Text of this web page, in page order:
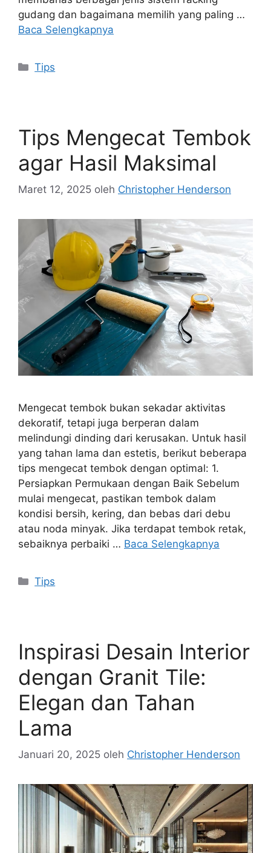
gudang dan bagaimana memilih yang paling …
Baca Selengkapnya
Kategori
Tips
Tips Mengecat Tembok
agar Hasil Maksimal
Maret 12, 2025 oleh Christopher Henderson
Mengecat tembok bukan sekadar aktivitas
dekoratif, tetapi juga berperan dalam
melindungi dinding dari kerusakan. Untuk hasil
yang tahan lama dan estetis, berikut beberapa
tips mengecat tembok dengan optimal: 1.
Persiapkan Permukaan dengan Baik Sebelum
mulai mengecat, pastikan tembok dalam
kondisi bersih, kering, dan bebas dari debu
atau noda minyak. Jika terdapat tembok retak,
sebaiknya perbaiki … Baca Selengkapnya
Kategori
Tips
Inspirasi Desain Interior
dengan Granit Tile:
Elegan dan Tahan
Lama
Januari 20, 2025 oleh Christopher Henderson